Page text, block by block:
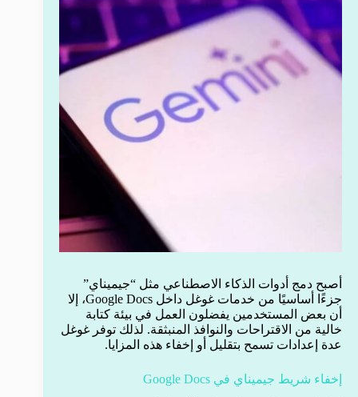
أصبح دمج أدوات الذكاء الاصطناعي مثل “جيميناي”
جزءًا أساسيًا من خدمات غوغل داخل Google Docs، إلا
أن بعض المستخدمين يفضلون العمل في بيئة كتابة
خالية من الاقتراحات والنوافذ المنبثقة. لذلك توفر غوغل
عدة إعدادات تسمح بتقليل أو إخفاء هذه المزايا.
إخفاء شريط جيميناي في Google Docs